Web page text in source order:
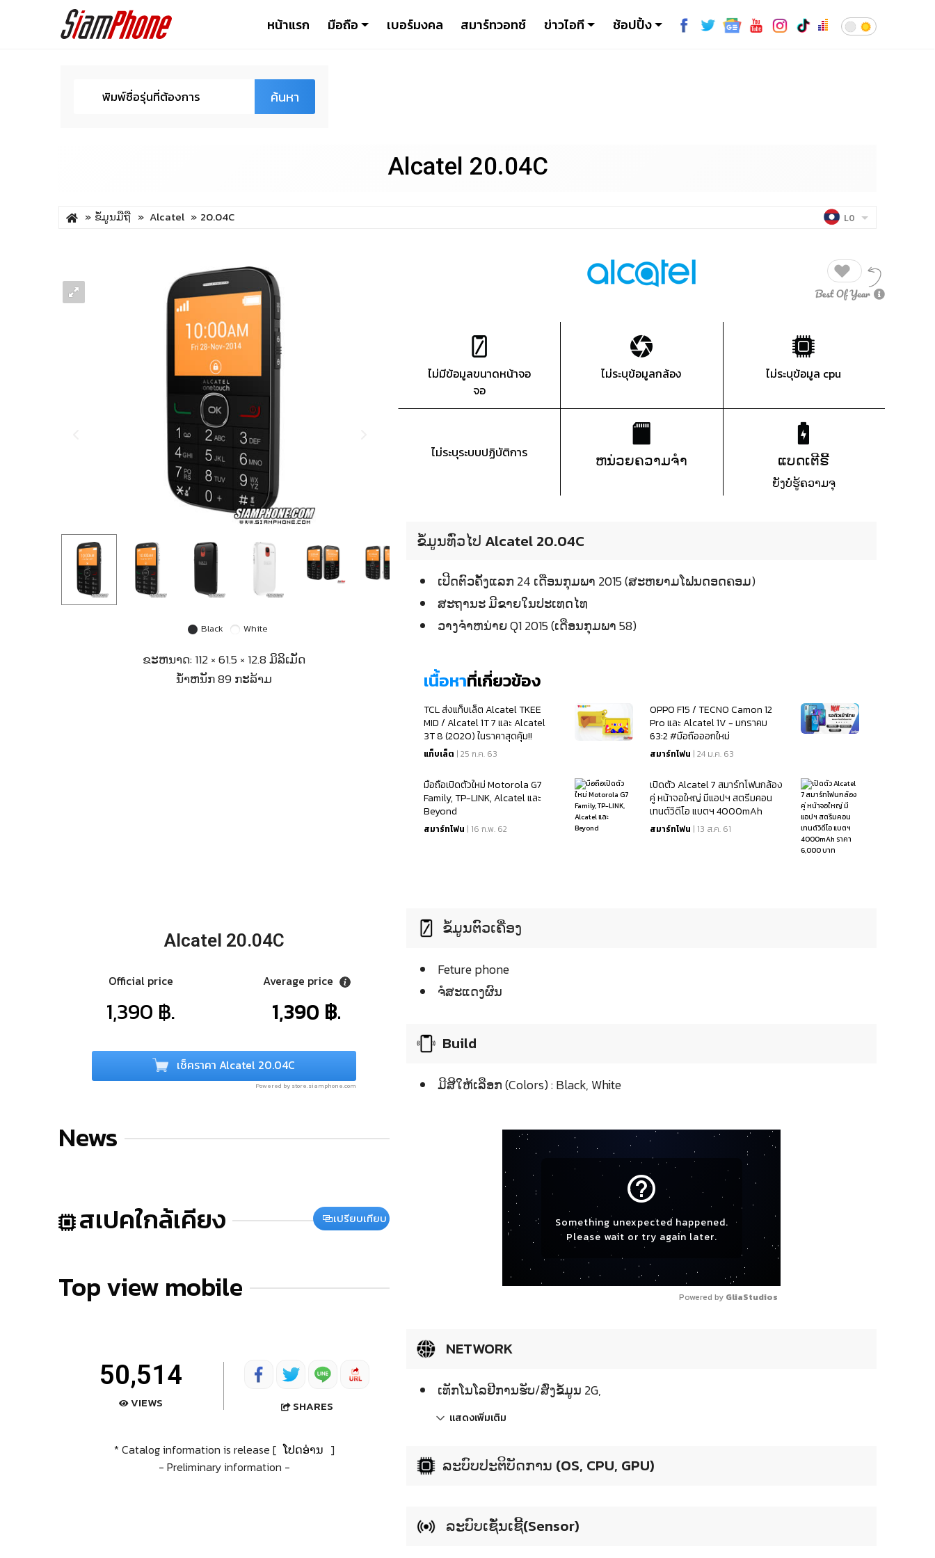
หน้าแรก มือถือ เบอร์มงคล สมาร์ทวอทช์ ข่าวไอที ช้อปปิ้ง
ค้นหา
Alcatel 20.04C
ຂໍ້ມູນມືຖື Alcatel 20.04C LO
Black White
ຂະຫນາດ: 112 × 61.5 × 12.8 ມິລິເມັດ
ນ້ຳຫນັກ 89 ກະລ້າມ
Alcatel 20.04C
Official price
1,390 ฿.
Average price
1,390 ฿.
เช็คราคา Alcatel 20.04C
Powered by store.siamphone.com
News
สเปคใกล้เคียง เปรียบเทียบ
Top view mobile
50,514
VIEWS SHARES
* Catalog information is release [ ໂປດອ່ານ ]
- Preliminary information -
ไม่มีข้อมูลขนาดหน้าจอ
จอ
ไม่ระบุข้อมูลกล้อง ไม่ระบุข้อมูล cpu
ไม่ระบุระบบปฏิบัติการ ຫນ່ວຍຄວາມຈຳ ແບດເຕີຣີ້
ຍັງບໍ່ຮູ້ຄວາມຈຸ
ຂໍ້ມູນທົ່ວໄປ Alcatel 20.04C
ເປີດຕົວຄັ້ງແລກ 24 ເດືອນກຸມພາ 2015 (ສະຫຍາມໂຟນດອດຄອມ)
ສະຖານະ ມີຂາຍໃນປະເທດໄທ
ວາງຈຳຫນ່າຍ Q1 2015 (ເດືອນກຸມພາ 58)
เนื้อหาที่เกี่ยวข้อง
TCL ส่งแท็บเล็ต Alcatel TKEE
MID / Alcatel 1T 7 และ Alcatel
3T 8 (2020) ในราคาสุดคุ้ม!!
แท็บเล็ต | 25 ก.ค. 63
OPPO F15 / TECNO Camon 12
Pro และ Alcatel 1V - มกราคม
63:2 #มือถือออกใหม่
สมาร์ทโฟน | 24 ม.ค. 63
มือถือเปิดตัวใหม่ Motorola G7
Family, TP-LINK, Alcatel และ
Beyond
สมาร์ทโฟน | 16 ก.พ. 62
เปิดตัว Alcatel 7 สมาร์ทโฟนกล้อง
คู่ หน้าจอใหญ่ มีแอปฯ สตรีมคอน
เทนต์วิดีโอ แบตฯ 4000mAh
ราคา 6,000 บาท
สมาร์ทโฟน | 13 ส.ค. 61
ຂໍ້ມູນຕົວເຄື່ອງ
Feture phone
ຈໍໍສະແດງຜົນ
Build
ມີສີໃຫ້ເລືອກ (Colors) : Black, White
help_outline
Something unexpected happened.
Please wait or try again later.
Powered by GliaStudios
NETWORK
ເທັກໂນໂລຢີການຮັບ/ສົ່ງຂໍ້ມູນ 2G,
แสดงเพิ่มเติม
ລະບົບປະຕິບັດການ (OS, CPU, GPU)
ລະບົບເຊັ່ນເຊີ້(Sensor)